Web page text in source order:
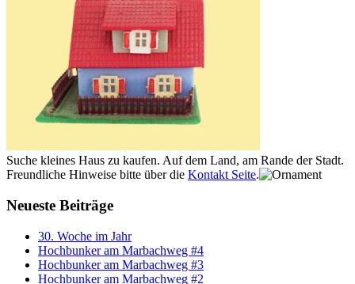
Suche kleines Haus zu kaufen. Auf dem Land, am Rande der Stadt.
Freundliche Hinweise bitte über die Kontakt Seite.
Neueste Beiträge
30. Woche im Jahr
Hochbunker am Marbachweg #4
Hochbunker am Marbachweg #3
Hochbunker am Marbachweg #2